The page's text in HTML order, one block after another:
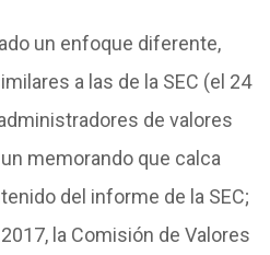
un enfoque diferente,
a las de la SEC (el 24
de valores
memorando que calca
del informe de la SEC;
la Comisión de Valores